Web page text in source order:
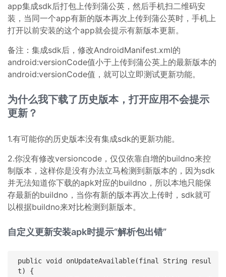
app集成sdk后打包上传到蒲公英，然后手机扫二维码安
装，当同一个app有新的版本再次上传到蒲公英时，手机上
打开以前安装的这个app就会提示有新版本更新。
备注：集成sdk后，修改AndroidManifest.xml的
android:versionCode值小于上传到蒲公英上的最新版本的
android:versionCode值，就可以立即测试更新功能。
为什么我下载了历史版本，打开应用不会提示
更新？
1.有可能你的历史版本没有集成sdk的更新功能。
2.你没有修改versioncode，仅仅依靠自增的buildno来控
制版本，这样你是没有办法立马检测到新版本的，因为sdk
并无法知道你下载的apk对应的buildno，所以本地只能保
存最新的buildno，当你有新的版本再次上传时，sdk就可
以根据buildno来对比检测到新版本。
自定义更新安装apk时提示“解析包出错”
public void onUpdateAvailable(final String resul
t) {